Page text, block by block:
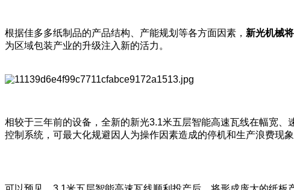
根据佳多多纸制品的产品结构、产能规划等各方面因素， 新光机械
为区域包装产业的升级注入新的活力。
相较于三年前的设备，全新的新光3.1米五层智能高速瓦线在幅宽
控制系统，可最大化规避因人为操作因素造成的停机和生产浪费现象